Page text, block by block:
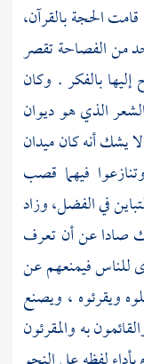
قامت الحجة بالقرآن،
من الفصاحة تقصر
بالفكر . وكان
الذي هو ديوان
يشك أنه كان ميدان
فيهما قصب
في الفضل، وزاد
صادا عن أن تعرف
للناس فيمنعهم عن
ويقرئوه ، ويصنع
به والمقرئون